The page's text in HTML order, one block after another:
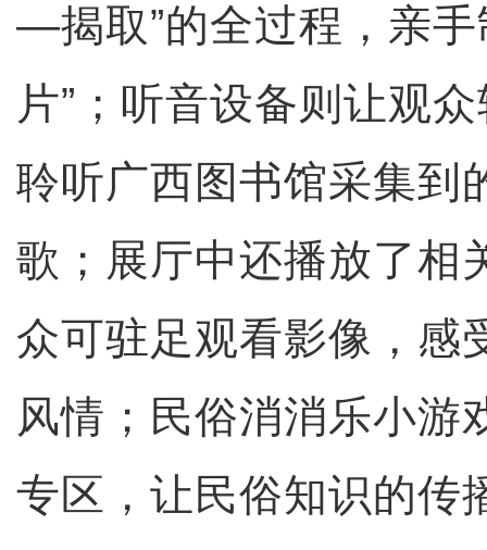
—揭取”的全过程，亲手
片”；听音设备则让观
聆听广西图书馆采集到
歌；展厅中还播放了相
众可驻足观看影像，感
风情；民俗消消乐小游
专区，让民俗知识的传